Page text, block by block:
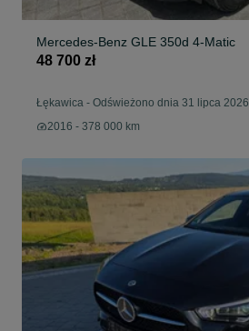
Mercedes-Benz GLE 350d 4-Matic
48 700 zł
Łękawica - Odświeżono dnia 31 lipca 2026
2016 - 378 000 km